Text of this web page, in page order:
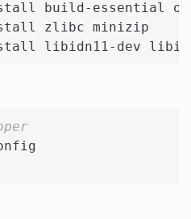
build-essential
zlibc minizip
libidn11-dev